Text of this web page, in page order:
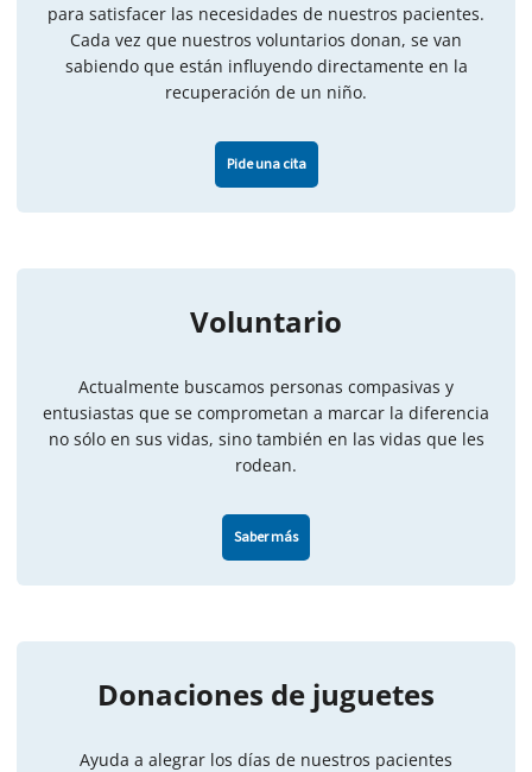
para satisfacer las necesidades de nuestros pacientes.
Cada vez que nuestros voluntarios donan, se van
sabiendo que están influyendo directamente en la
recuperación de un niño.
Pide una cita
Voluntario
Actualmente buscamos personas compasivas y
entusiastas que se comprometan a marcar la diferencia
no sólo en sus vidas, sino también en las vidas que les
rodean.
Saber más
Donaciones de juguetes
Ayuda a alegrar los días de nuestros pacientes